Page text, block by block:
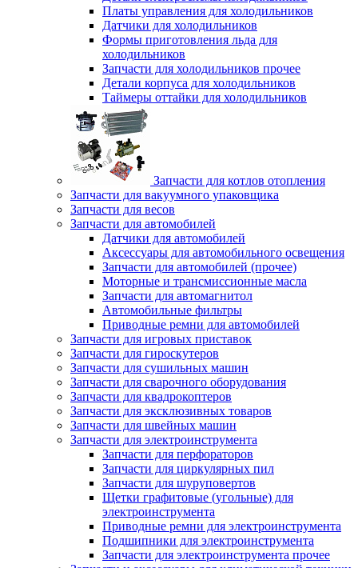
Платы управления для холодильников
Датчики для холодильников
Формы приготовления льда для
холодильников
Запчасти для холодильников прочее
Детали корпуса для холодильников
Таймеры оттайки для холодильников
Запчасти для котлов отопления
Запчасти для вакуумного упаковщика
Запчасти для весов
Запчасти для автомобилей
Датчики для автомобилей
Аксессуары для автомобильного освещения
Запчасти для автомобилей (прочее)
Моторные и трансмиссионные масла
Запчасти для автомагнитол
Автомобильные фильтры
Приводные ремни для автомобилей
Запчасти для игровых приставок
Запчасти для гироскутеров
Запчасти для сушильных машин
Запчасти для сварочного оборудования
Запчасти для квадрокоптеров
Запчасти для эксклюзивных товаров
Запчасти для швейных машин
Запчасти для электроинструмента
Запчасти для перфораторов
Запчасти для циркулярных пил
Запчасти для шуруповертов
Щетки графитовые (угольные) для
электроинструмента
Приводные ремни для электроинструмента
Подшипники для электроинструмента
Запчасти для электроинструмента прочее